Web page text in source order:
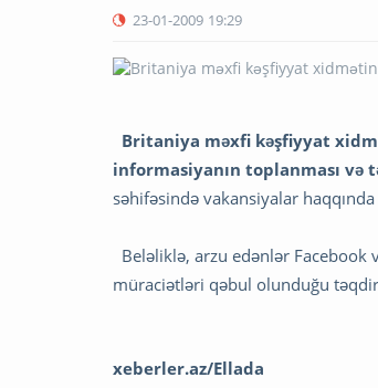
23-01-2009 19:29
Britaniya məxfi kəşfiyyat
informasiyanın toplanması və
səhifəsində vakansiyalar
Beləliklə, arzu edənlər
müraciətləri qəbul olunduğu
xeberler.az/Ellada